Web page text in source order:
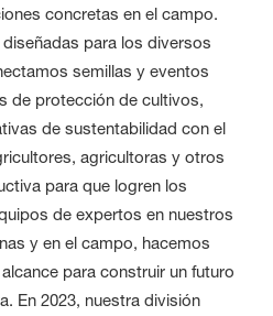
concretas en el campo.
para los diversos
semillas y eventos
de protección de cultivos,
de sustentabilidad con el
agricultoras y otros
para que logren los
de expertos en nuestros
y en el campo, hacemos
para construir un futuro
En 2023, nuestra división